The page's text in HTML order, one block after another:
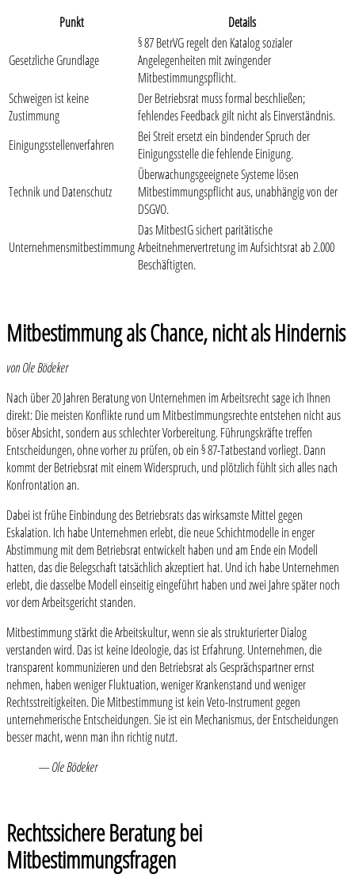
Punkt
Details
Gesetzliche Grundlage
§ 87 BetrVG regelt den Katalog sozialer
Angelegenheiten mit zwingender
Mitbestimmungspflicht.
Schweigen ist keine
Zustimmung
Der Betriebsrat muss formal beschließen;
fehlendes Feedback gilt nicht als Einverständnis.
Einigungsstellenverfahren
Bei Streit ersetzt ein bindender Spruch der
Einigungsstelle die fehlende Einigung.
Technik und Datenschutz
Überwachungsgeeignete Systeme lösen
Mitbestimmungspflicht aus, unabhängig von der
DSGVO.
Unternehmensmitbestimmung
Das MitbestG sichert paritätische
Arbeitnehmervertretung im Aufsichtsrat ab 2.000
Beschäftigten.
Mitbestimmung als Chance, nicht als Hindernis
von Ole Bödeker
Nach über 20 Jahren Beratung von Unternehmen im Arbeitsrecht sage ich Ihnen
direkt: Die meisten Konflikte rund um Mitbestimmungsrechte entstehen nicht aus
böser Absicht, sondern aus schlechter Vorbereitung. Führungskräfte treffen
Entscheidungen, ohne vorher zu prüfen, ob ein § 87-Tatbestand vorliegt. Dann
kommt der Betriebsrat mit einem Widerspruch, und plötzlich fühlt sich alles nach
Konfrontation an.
Dabei ist frühe Einbindung des Betriebsrats das wirksamste Mittel gegen
Eskalation. Ich habe Unternehmen erlebt, die neue Schichtmodelle in enger
Abstimmung mit dem Betriebsrat entwickelt haben und am Ende ein Modell
hatten, das die Belegschaft tatsächlich akzeptiert hat. Und ich habe Unternehmen
erlebt, die dasselbe Modell einseitig eingeführt haben und zwei Jahre später noch
vor dem Arbeitsgericht standen.
Mitbestimmung stärkt die Arbeitskultur, wenn sie als strukturierter Dialog
verstanden wird. Das ist keine Ideologie, das ist Erfahrung. Unternehmen, die
transparent kommunizieren und den Betriebsrat als Gesprächspartner ernst
nehmen, haben weniger Fluktuation, weniger Krankenstand und weniger
Rechtsstreitigkeiten. Die Mitbestimmung ist kein Veto-Instrument gegen
unternehmerische Entscheidungen. Sie ist ein Mechanismus, der Entscheidungen
besser macht, wenn man ihn richtig nutzt.
— Ole Bödeker
Rechtssichere Beratung bei
Mitbestimmungsfragen